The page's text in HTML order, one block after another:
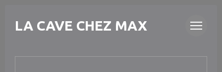
LA CAVE CHEZ MAX